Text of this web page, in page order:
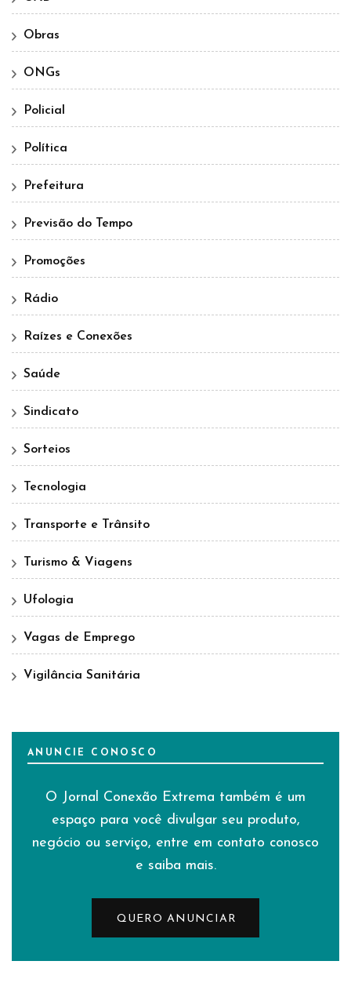
Obras
ONGs
Policial
Política
Prefeitura
Previsão do Tempo
Promoções
Rádio
Raízes e Conexões
Saúde
Sindicato
Sorteios
Tecnologia
Transporte e Trânsito
Turismo & Viagens
Ufologia
Vagas de Emprego
Vigilância Sanitária
ANUNCIE CONOSCO
O Jornal Conexão Extrema também é um
espaço para você divulgar seu produto,
negócio ou serviço, entre em contato conosco
e saiba mais.
QUERO ANUNCIAR